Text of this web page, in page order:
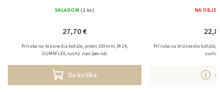
SKLADOM (1 ks)
27,70 €
Do košíka
Príruba na brúsne dia kotúče, priem.100mm, M 14,
GUMAFLEX, suchý zips (pevná)
NA
Príruba na brúsne dia kotúče,
suchý